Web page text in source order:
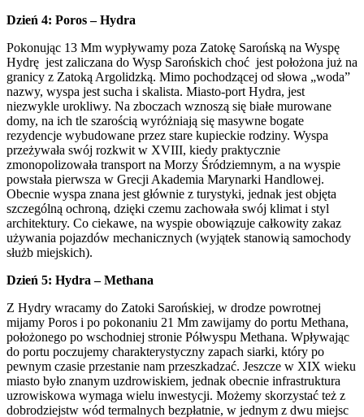
Dzień 4: Poros – Hydra
Pokonując 13 Mm wypływamy poza Zatokę Sarońską na Wyspę
Hydrę jest zaliczana do Wysp Sarońskich choć jest położona już na
granicy z Zatoką Argolidzką. Mimo pochodzącej od słowa „woda”
nazwy, wyspa jest sucha i skalista. Miasto-port Hydra, jest
niezwykle urokliwy. Na zboczach wznoszą się białe murowane
domy, na ich tle szarością wyróżniają się masywne bogate
rezydencje wybudowane przez stare kupieckie rodziny. Wyspa
przeżywała swój rozkwit w XVIII, kiedy praktycznie
zmonopolizowała transport na Morzy Śródziemnym, a na wyspie
powstała pierwsza w Grecji Akademia Marynarki Handlowej.
Obecnie wyspa znana jest głównie z turystyki, jednak jest objęta
szczególną ochroną, dzięki czemu zachowała swój klimat i styl
architektury. Co ciekawe, na wyspie obowiązuje całkowity zakaz
używania pojazdów mechanicznych (wyjątek stanowią samochody
służb miejskich).
Dzień 5: Hydra – Methana
Z Hydry wracamy do Zatoki Sarońskiej, w drodze powrotnej
mijamy Poros i po pokonaniu 21 Mm zawijamy do portu Methana,
położonego po wschodniej stronie Półwyspu Methana. Wpływając
do portu poczujemy charakterystyczny zapach siarki, który po
pewnym czasie przestanie nam przeszkadzać. Jeszcze w XIX wieku
miasto było znanym uzdrowiskiem, jednak obecnie infrastruktura
uzrowiskowa wymaga wielu inwestycji. Możemy skorzystać też z
dobrodziejstw wód termalnych bezpłatnie, w jednym z dwu miejsc